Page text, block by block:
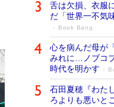
舌は欠損、衣服
だ「世界一不気
Book Bang
心を病んだ母が
みれに…ノブコ
時代を明かす
石田夏穂『わた
ろよりも悪いと